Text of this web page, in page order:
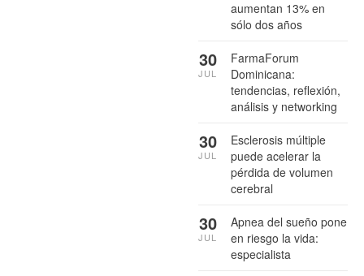
aumentan 13% en
sólo dos años
FarmaForum
Dominicana:
tendencias, reflexión,
análisis y networking
30
JUL
Esclerosis múltiple
puede acelerar la
pérdida de volumen
cerebral
30
JUL
Apnea del sueño pone
en riesgo la vida:
especialista
30
JUL